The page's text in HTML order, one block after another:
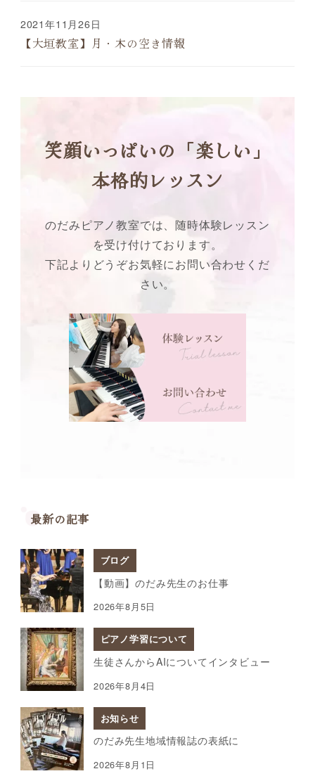
【大垣教室】月・木の空き情報
2021年11月26日
笑顔いっぱいの「楽しい」
本格的レッスン
のだみピアノ教室では、随時体験レッスン
を受け付けております。
下記よりどうぞお気軽にお問い合わせくだ
さい。
最新の記事
ブログ
【動画】のだみ先生のお仕事
2026年8月5日
ピアノ学習について
生徒さんからAIについてインタビュー
2026年8月4日
お知らせ
のだみ先生地域情報誌の表紙に
2026年8月1日